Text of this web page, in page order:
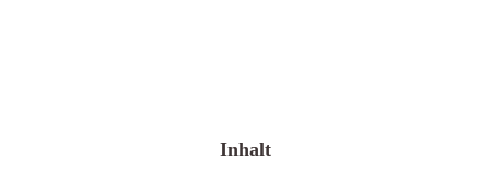
Inhalt